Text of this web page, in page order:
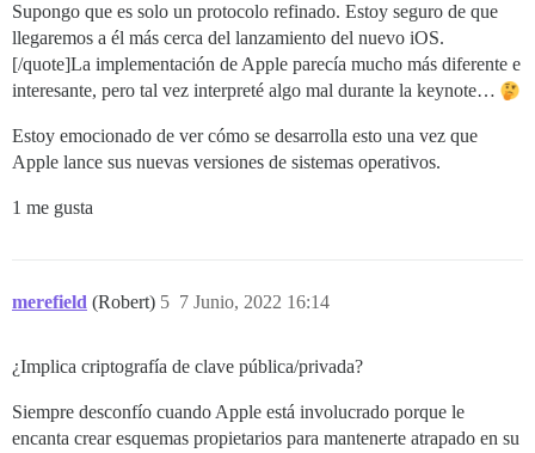
Supongo que es solo un protocolo refinado. Estoy seguro de que
llegaremos a él más cerca del lanzamiento del nuevo iOS.
[/quote]La implementación de Apple parecía mucho más diferente e
interesante, pero tal vez interpreté algo mal durante la keynote…
Estoy emocionado de ver cómo se desarrolla esto una vez que
Apple lance sus nuevas versiones de sistemas operativos.
1 me gusta
merefield (Robert) 7 Junio, 2022 16:14
5
¿Implica criptografía de clave pública/privada?
Siempre desconfío cuando Apple está involucrado porque le
encanta crear esquemas propietarios para mantenerte atrapado en su